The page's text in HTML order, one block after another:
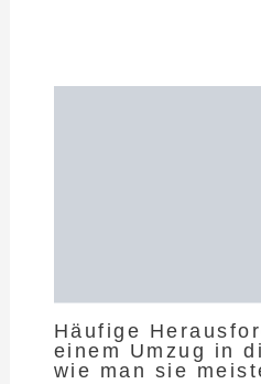
Häufige
einem Umzug in
wie man sie